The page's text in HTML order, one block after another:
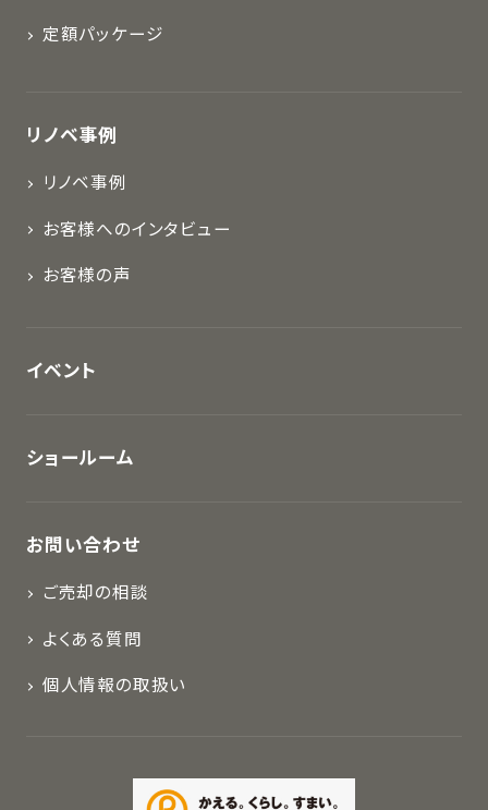
定額パッケージ
リノベ事例
リノベ事例
お客様へのインタビュー
お客様の声
イベント
ショールーム
お問い合わせ
ご売却の相談
よくある質問
個人情報の取扱い